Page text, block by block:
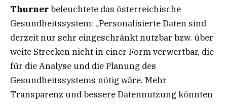
Thurnerbeleuchtete das österreichische
Gesundheitssystem: „Personalisierte Daten sind
derzeit nur sehr eingeschränkt nutzbar bzw. über
weite Strecken nicht in einer Form verwertbar, die
für die Analyse und die Planung des
Gesundheitssystems nötig wäre. Mehr
Transparenz und bessere Datennutzung könnten